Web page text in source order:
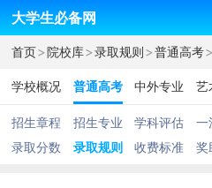
大学生必备网
首页>院校库>录取规则>普通高考>
学校概况 普通高考 中外专业 艺
招生章程 招生专业 学科评估 一
录取分数
录取规则 收费标准 奖